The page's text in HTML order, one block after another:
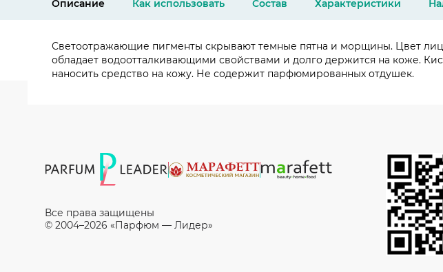
Описание Как использовать Состав Характеристики
Светоотражающие пигменты скрывают темные пятна и морщины. Цвет
обладает водоотталкивающими свойствами и долго держится на коже.
наносить средство на кожу. Не содержит парфюмированных отдушек.
Все права защищены
© 2004–2026 «Парфюм — Лидер»